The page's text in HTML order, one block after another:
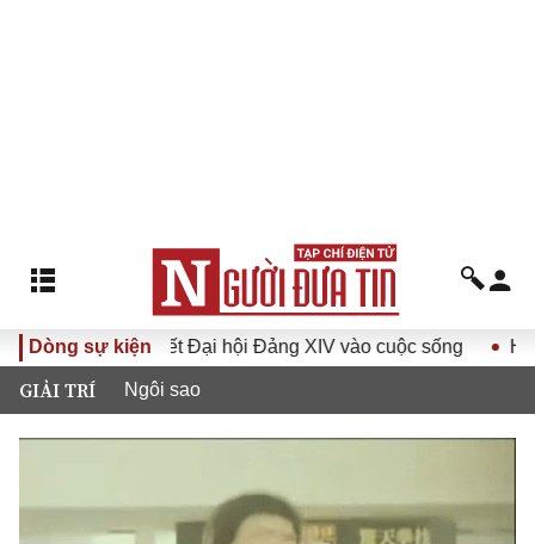
Dòng sự kiện
quyết Đại hội Đảng XIV vào cuộc sống Hướng tới Đại
GIẢI TRÍ Ngôi sao